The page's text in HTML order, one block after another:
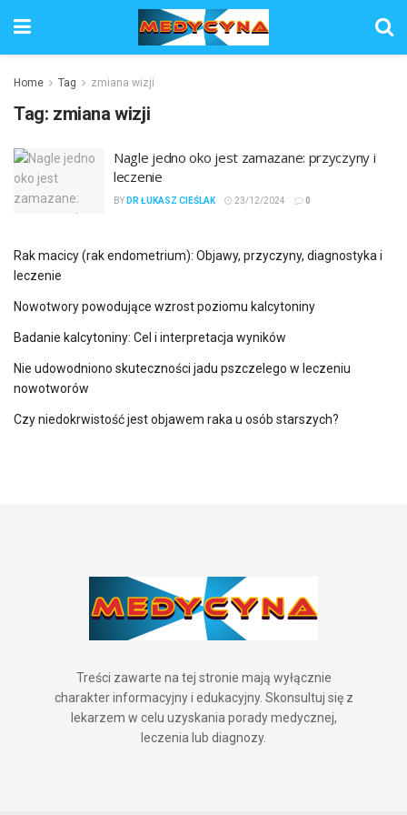
Home Tag zmiana wizji
Tag: zmiana wizji
Nagle jedno oko jest zamazane: przyczyny i
leczenie
BY DR ŁUKASZ CIEŚLAK 23/12/2024 0
Rak macicy (rak endometrium): Objawy, przyczyny, diagnostyka i
leczenie
Nowotwory powodujące wzrost poziomu kalcytoniny
Badanie kalcytoniny: Cel i interpretacja wyników
Nie udowodniono skuteczności jadu pszczelego w leczeniu
nowotworów
Czy niedokrwistość jest objawem raka u osób starszych?
Treści zawarte na tej stronie mają wyłącznie
charakter informacyjny i edukacyjny. Skonsultuj się z
lekarzem w celu uzyskania porady medycznej,
leczenia lub diagnozy.